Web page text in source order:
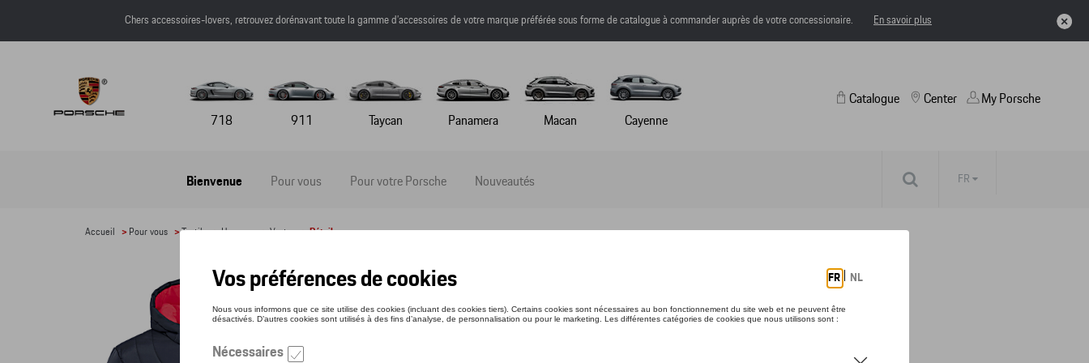
Chers accessoires-lovers, retrouvez dorénavant toute la gamme d’accessoires de votre marque préférée sous forme de catalogue à commander auprès de votre concessionaire. En savoir plus
718 911 Taycan Panamera Macan Cayenne
Catalogue
Bienvenue Pour vous Pour votre Porsche Nouveautés
Center My Porsche
FR
Accueil > Pour vous >Textile >Hommes >Vestes > Détail
VESTE MATELASSÉE- MARTINI RACING - XL
Référence: WAP5540XL0P0MR